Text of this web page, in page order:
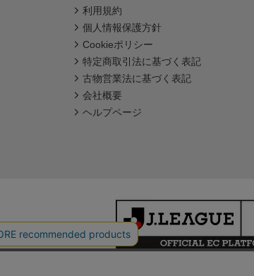
利用規約
個人情報保護方針
Cookieポリシー
特定商取引法に基づく表記
古物営業法に基づく表記
会社概要
ヘルプページ